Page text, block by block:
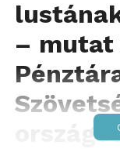
– mutat